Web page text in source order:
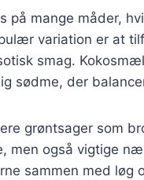
på mange måder,
variation er at
smag.
sødme, der
grøntsager som
men også vigtige
sammen med